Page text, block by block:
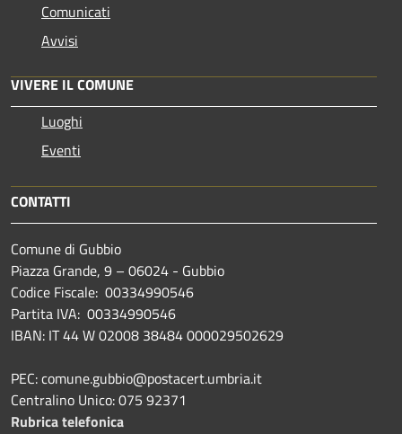
Comunicati
Avvisi
VIVERE IL COMUNE
Luoghi
Eventi
CONTATTI
Comune di Gubbio
Piazza Grande, 9 – 06024 - Gubbio
Codice Fiscale: 00334990546
Partita IVA: 00334990546
IBAN: IT 44 W 02008 38484 000029502629
PEC: comune.gubbio@postacert.umbria.it
Centralino Unico: 075 92371
Rubrica telefonica